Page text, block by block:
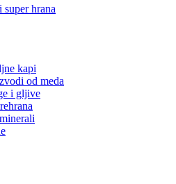
hrana
kapi
od meda
i gljive